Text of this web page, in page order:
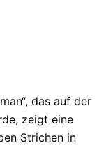
das auf der
zeigt eine
Strichen in